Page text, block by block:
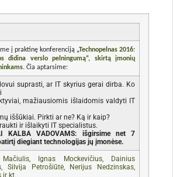
į praktinę konferenciją „Technopelnas 2016:
didina verslo pelningumą“, skirtą įmonių
Čia aptarsime:
suprasti, ar IT skyrius gerai dirba. Ko
mažiausiomis išlaidomis valdyti IT
iššūkiai. Pirkti ar ne? Ką ir kaip?
ir išlaikyti IT specialistus.
KALBA VADOVAMS: išgirsime net 7
diegiant technologijas jų įmonėse.